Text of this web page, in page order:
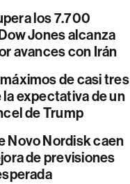
los 7.700
Jones alcanza
avances con Irán
de casi tres
expectativa de un
de Trump
Novo Nordisk caen
de previsiones